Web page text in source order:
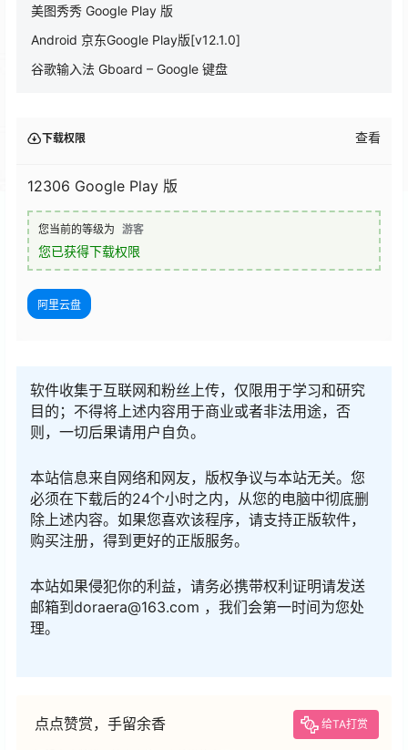
美图秀秀 Google Play 版
Android 京东Google Play版[v12.1.0]
谷歌输入法 Gboard – Google 键盘
下载权限 查看
12306 Google Play 版
您当前的等级为 游客
您已获得下载权限
阿里云盘
软件收集于互联网和粉丝上传，仅限用于学习和研究
目的；不得将上述内容用于商业或者非法用途，否
则，一切后果请用户自负。
本站信息来自网络和网友，版权争议与本站无关。您
必须在下载后的24个小时之内，从您的电脑中彻底删
除上述内容。如果您喜欢该程序，请支持正版软件，
购买注册，得到更好的正版服务。
本站如果侵犯你的利益，请务必携带权利证明请发送
邮箱到doraera@163.com ，我们会第一时间为您处
理。
点点赞赏，手留余香 给TA打赏